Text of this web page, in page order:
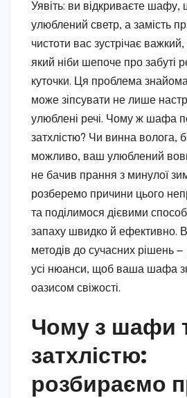
Уявіть: ви відкриваєте шафу,
улюблений светр, а замість
чистоти вас зустрічає
який ніби шепоче про забуті
куточки. Ця проблема
може зіпсувати не лише
улюблені речі. Чому ж шафа
затхлістю? Чи винна волога,
можливо, ваш улюблений
не бачив прання з минулої
розберемо причини цього
та поділимося дієвими
запаху швидко й ефективно.
методів до сучасних рішень
усі нюанси, щоб ваша шафа
оазисом свіжості.
Чому з шафи
затхлістю:
розбираємо